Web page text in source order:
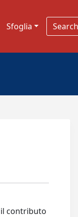
Sfoglia
contributo